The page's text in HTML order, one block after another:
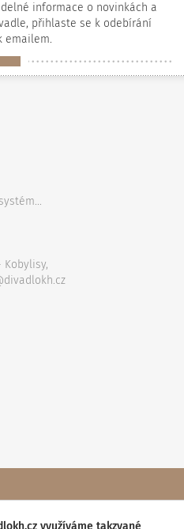
informace o novinkách a
přihlaste se k odebírání
emailem.
Kobylisy,
podmínky
využíváme takzvané